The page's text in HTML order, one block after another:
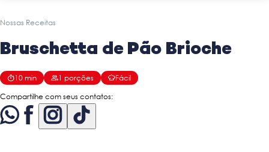
Nossas Receitas
Bruschetta de Pão Brioche
10 min 1 porções Fácil
Compartilhe com seus contatos: